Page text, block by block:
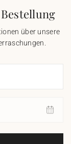
über unsere